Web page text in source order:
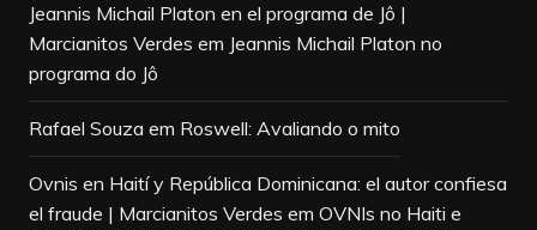
Jeannis Michail Platon en el programa de Jô |
Marcianitos Verdes em Jeannis Michail Platon no
programa do Jô
Rafael Souza em Roswell: Avaliando o mito
Ovnis en Haití y República Dominicana: el autor confiesa
el fraude | Marcianitos Verdes em OVNIs no Haiti e